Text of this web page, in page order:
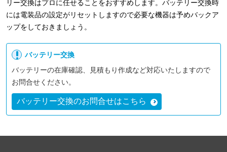
リー交換はプロに任せることをおすすめします。バッテリー交換時
には電装品の設定がリセットしますので必要な機器は予めバックア
ップをしておきましょう。
バッテリー交換
バッテリーの在庫確認、見積もり作成など対応いたしますので
お問合せください。
バッテリー交換のお問合せはこちら